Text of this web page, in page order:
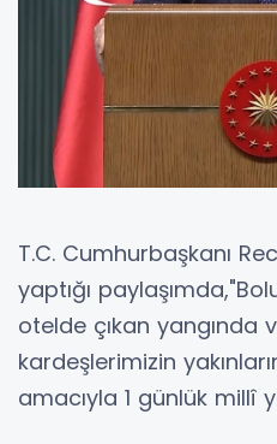
T.C. Cumhurbaşkanı
yaptığı
otelde çıkan yangında
kardeşlerimizin
amacıyla 1 günlük